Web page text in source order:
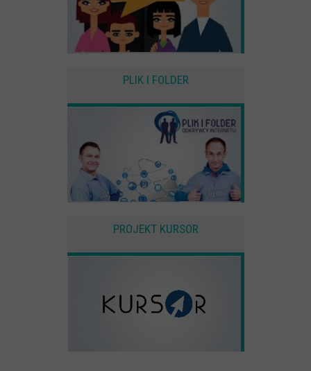
PLIK I FOLDER
PROJEKT KURSOR